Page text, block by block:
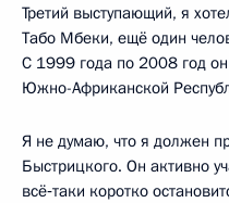
Третий выступающий, я
Табо Мбеки, ещё один
С 1999 года по 2008 год
Южно-Африканской
Я не думаю, что я должен
Быстрицкого. Он активно
всё‑таки коротко